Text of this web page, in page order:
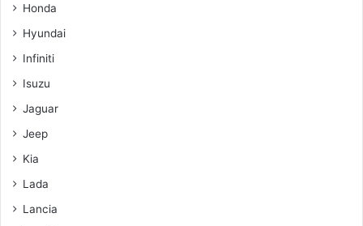
Honda
Hyundai
Infiniti
Isuzu
Jaguar
Jeep
Kia
Lada
Lancia